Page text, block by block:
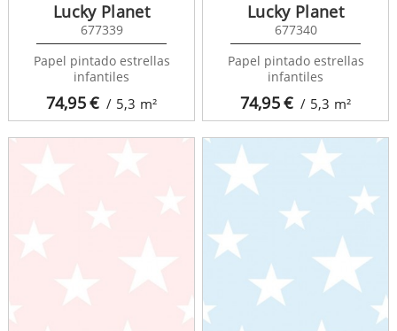
74,95€ / 5,3 m²
Lucky Planet
677339
Papel pintado estrellas
infantiles
74,95€ / 5,3 m²
Lucky Planet
677340
Papel pintado estrellas
infantiles